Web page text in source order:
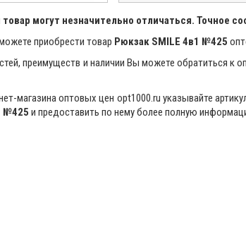
могут незначительно отличаться. Точное
приобрести товар Рюкзак SMILE 4в1 №425
преимуществ и наличии Вы можете обратиться к
магазина оптовых цен opt1000.ru указывайте
№425 и предоставить по нему более полную